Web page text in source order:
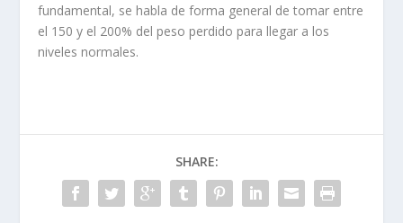
fundamental, se habla de forma general de tomar entre
el 150 y el 200% del peso perdido para llegar a los
niveles normales.
SHARE: